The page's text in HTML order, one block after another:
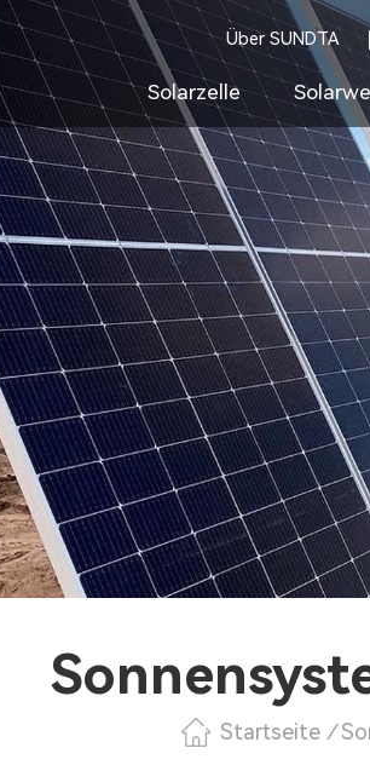
Über SUNDTA
Solarzelle
Startseite /